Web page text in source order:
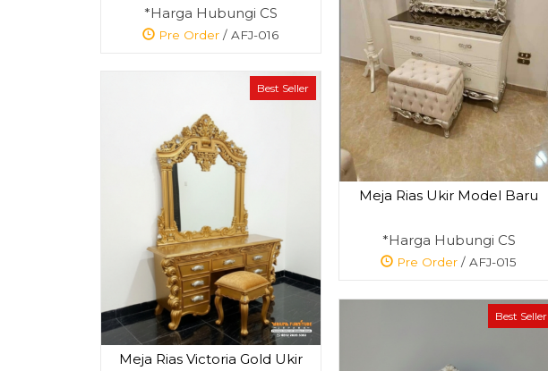
*Harga Hubungi CS
Pre Order / AFJ-016
Meja Rias Ukir Model Baru
*Harga Hubungi CS
Pre Order / AFJ-015
Best Seller
Meja Rias Victoria Gold Ukir
Best Seller